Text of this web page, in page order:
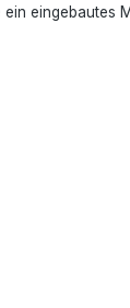
eingebautes